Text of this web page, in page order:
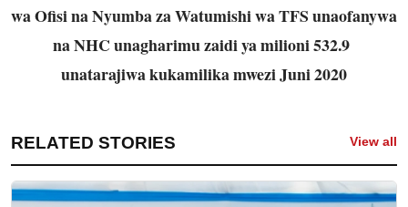
wa Ofisi na Nyumba za Watumishi wa TFS unaofanywa
na NHC unagharimu zaidi ya milioni 532.9
unatarajiwa kukamilika mwezi Juni 2020
RELATED STORIES View all